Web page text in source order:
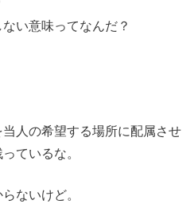
い意味ってなんだ？
人の希望する場所に配属させ
ているな。
ないけど。